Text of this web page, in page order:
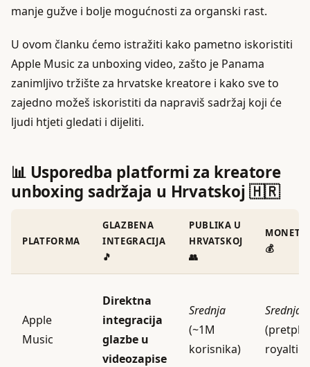
manje gužve i bolje mogućnosti za organski rast.
U ovom članku ćemo istražiti kako pametno iskoristiti
Apple Music za unboxing video, zašto je Panama
zanimljivo tržište za hrvatske kreatore i kako sve to
zajedno možeš iskoristiti da napraviš sadržaj koji će
ljudi htjeti gledati i dijeliti.
📊 Usporedba platformi za kreatore
unboxing sadržaja u Hrvatskoj 🇭🇷
PLATFORMA
GLAZBENA
INTEGRACIJA
🎵
PUBLIKA U
HRVATSKOJ
👥
💰
Apple
Music
Direktna
integracija
glazbe u
videozapise
Srednja
(~1M
korisnika)
Srednja